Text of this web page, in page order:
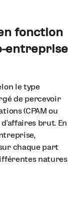
fonction
entreprise
le type
de percevoir
(CPAM ou
brut. En
chaque part
natures